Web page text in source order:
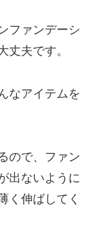
ファンデーシ
丈夫です。
なアイテムを
ので、ファン
出ないように
く伸ばしてく